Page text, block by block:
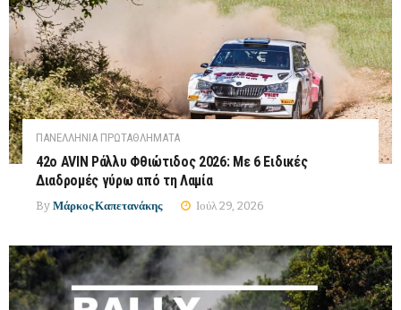
ΠΑΝΕΛΛΉΝΙΑ ΠΡΩΤΑΘΛΉΜΑΤΑ
42ο AVIN Ράλλυ Φθιώτιδος 2026: Με 6 Ειδικές
Διαδρομές γύρω από τη Λαμία
By Μάρκος Καπετανάκης Ιούλ 29, 2026